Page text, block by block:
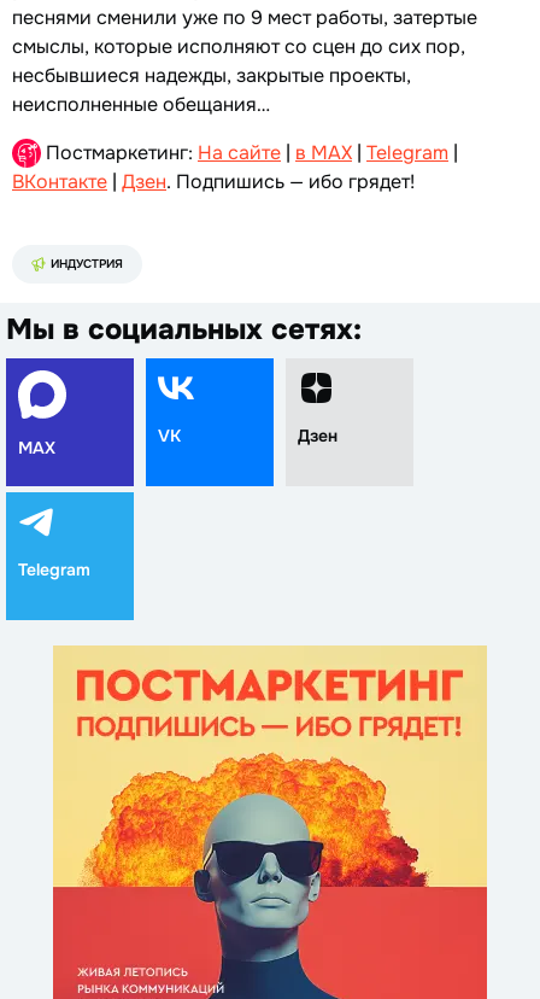
песнями сменили уже по 9 мест работы, затертые
смыслы, которые исполняют со сцен до сих пор,
несбывшиеся надежды, закрытые проекты,
неисполненные обещания…
Постмаркетинг: На сайте | в MAX | Telegram |
ВКонтакте | Дзен. Подпишись — ибо грядет!
ИНДУСТРИЯ
Мы в социальных сетях:
MAX
VK Дзен
Telegram